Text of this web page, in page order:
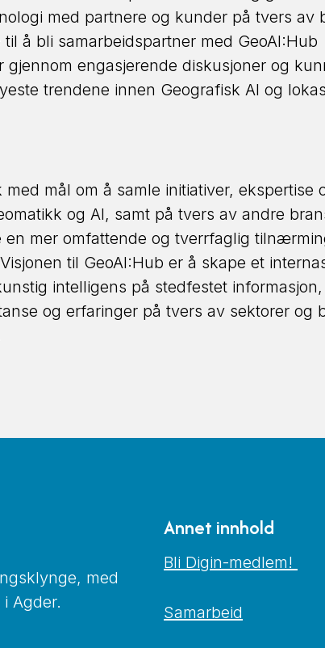
med partnere og kunder på tvers av
å bli samarbeidspartner med GeoAI:Hub
gjennom engasjerende diskusjoner og
trendene innen Geografisk AI og
mål om å samle initiativer, ekspertise
og AI, samt på tvers av andre
en mer omfattende og tverrfaglig
til GeoAI:Hub er å skape et
intelligens på stedfestet
og erfaringer på tvers av sektorer og
med
Agder.
Annet innhold
Bli Digin-medlem!
Samarbeid